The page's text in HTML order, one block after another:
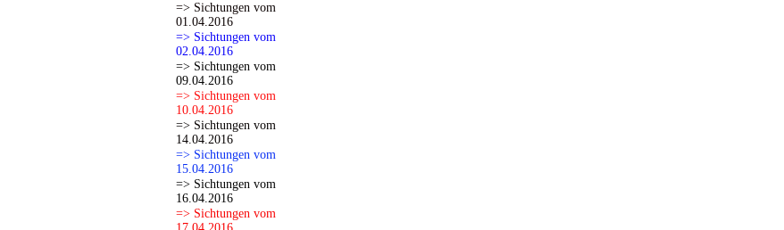
=> Sichtungen vom
01.04.2016
=> Sichtungen vom
02.04.2016
=> Sichtungen vom
09.04.2016
=> Sichtungen vom
10.04.2016
=> Sichtungen vom
14.04.2016
=> Sichtungen vom
15.04.2016
=> Sichtungen vom
16.04.2016
=> Sichtungen vom